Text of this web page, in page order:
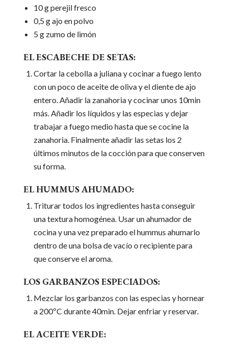
10 g perejil fresco
0,5 g ajo en polvo
5 g zumo de limón
EL ESCABECHE DE SETAS:
Cortar la cebolla a juliana y cocinar a fuego lento
con un poco de aceite de oliva y el diente de ajo
entero. Añadir la zanahoria y cocinar unos 10min
más. Añadir los líquidos y las especias y dejar
trabajar a fuego medio hasta que se cocine la
zanahoria. Finalmente añadir las setas los 2
últimos minutos de la cocción para que conserven
su forma.
EL HUMMUS AHUMADO:
Triturar todos los ingredientes hasta conseguir
una textura homogénea. Usar un ahumador de
cocina y una vez preparado el hummus ahumarlo
dentro de una bolsa de vacío o recipiente para
que conserve el aroma.
LOS GARBANZOS ESPECIADOS:
Mezclar los garbanzos con las especias y hornear
a 200ºC durante 40min. Dejar enfriar y reservar.
EL ACEITE VERDE: